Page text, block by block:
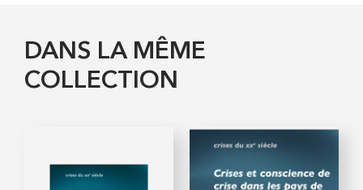
DANS LA MÊME
COLLECTION